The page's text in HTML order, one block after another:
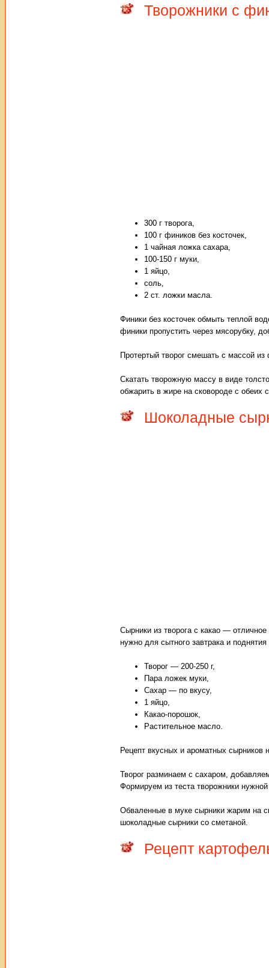
Творожники с
300 г творога,
100 г фиников без косточек,
1 чайная ложка сахара,
100-150 г муки,
1 яйцо,
соль,
2 ст. ложки масла.
Финики без косточек обмыть теплой
финики пропустить через мясорубку,
Протертый творог смешать с массой
Скатать творожную массу в виде
обжарить в жире на сковороде с обеих
Шоколадные
Сырники из творога с какао —
нужно для сытного завтрака и
Творог — 200-250 г,
Пара ложек муки,
Сахар — по вкусу,
1 яйцо,
Какао-порошок,
Растительное масло.
Рецепт вкусных и ароматных сырников
Творог разминаем с сахаром,
Формируем из теста творожники
Обваленные в муке сырники жарим на
шоколадные сырники со сметаной.
Рецепт